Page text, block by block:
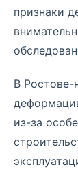
признаки
В Ростове-
из-за